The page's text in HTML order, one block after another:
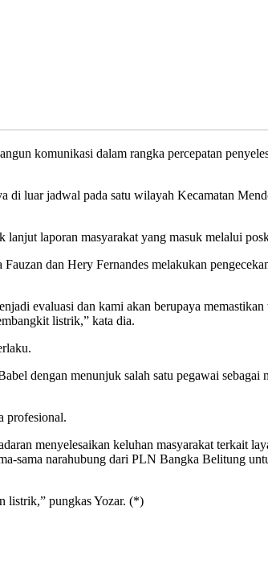
komunikasi dalam rangka percepatan
di luar jadwal pada satu wilayah Kecamatan
laporan masyarakat yang masuk melalui
dan Hery Fernandes melakukan
evaluasi dan kami akan berupaya
listrik,” kata dia.
dengan menunjuk salah satu pegawai sebagai
profesional.
menyelesaikan keluhan masyarakat terkait
sama narahubung dari PLN Bangka Belitung
listrik,” pungkas Yozar. (*)